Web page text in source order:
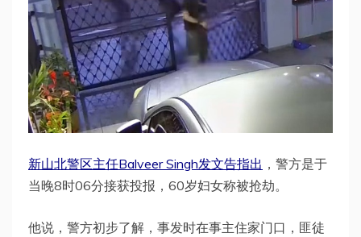
新山北警区主任Balveer Singh发文告指出 ，警方是于
当晚8时06分接获投报，60岁妇女称被抢劫。
他说，警方初步了解，事发时在事主住家门口，匪徒